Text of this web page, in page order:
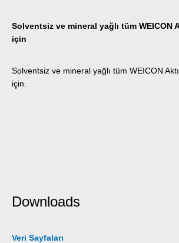
Solventsiz ve mineral yağlı tüm WEICON
için
Solventsiz ve mineral yağlı tüm WEICON
için.
Downloads
Veri Sayfaları